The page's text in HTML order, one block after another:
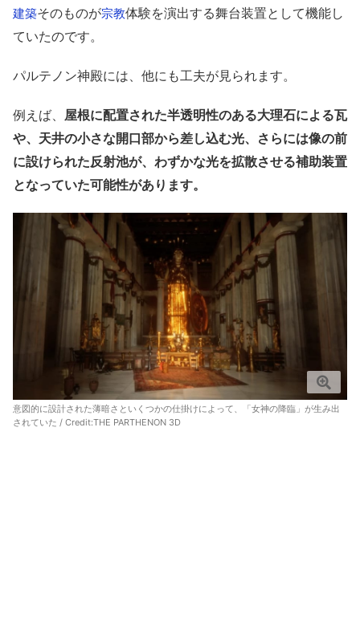
建築そのものが宗教体験を演出する舞台装置として機能し
ていたのです。
パルテノン神殿には、他にも工夫が見られます。
例えば、 屋根に配置された半透明性のある大理石による瓦
や、天井の小さな開口部から差し込む光、さらには像の前
に設けられた反射池が、わずかな光を拡散させる補助装置
となっていた可能性があります。
意図的に設計された薄暗さといくつかの仕掛けによって、「女神の降臨」が生み出
されていた / Credit:THE PARTHENON 3D